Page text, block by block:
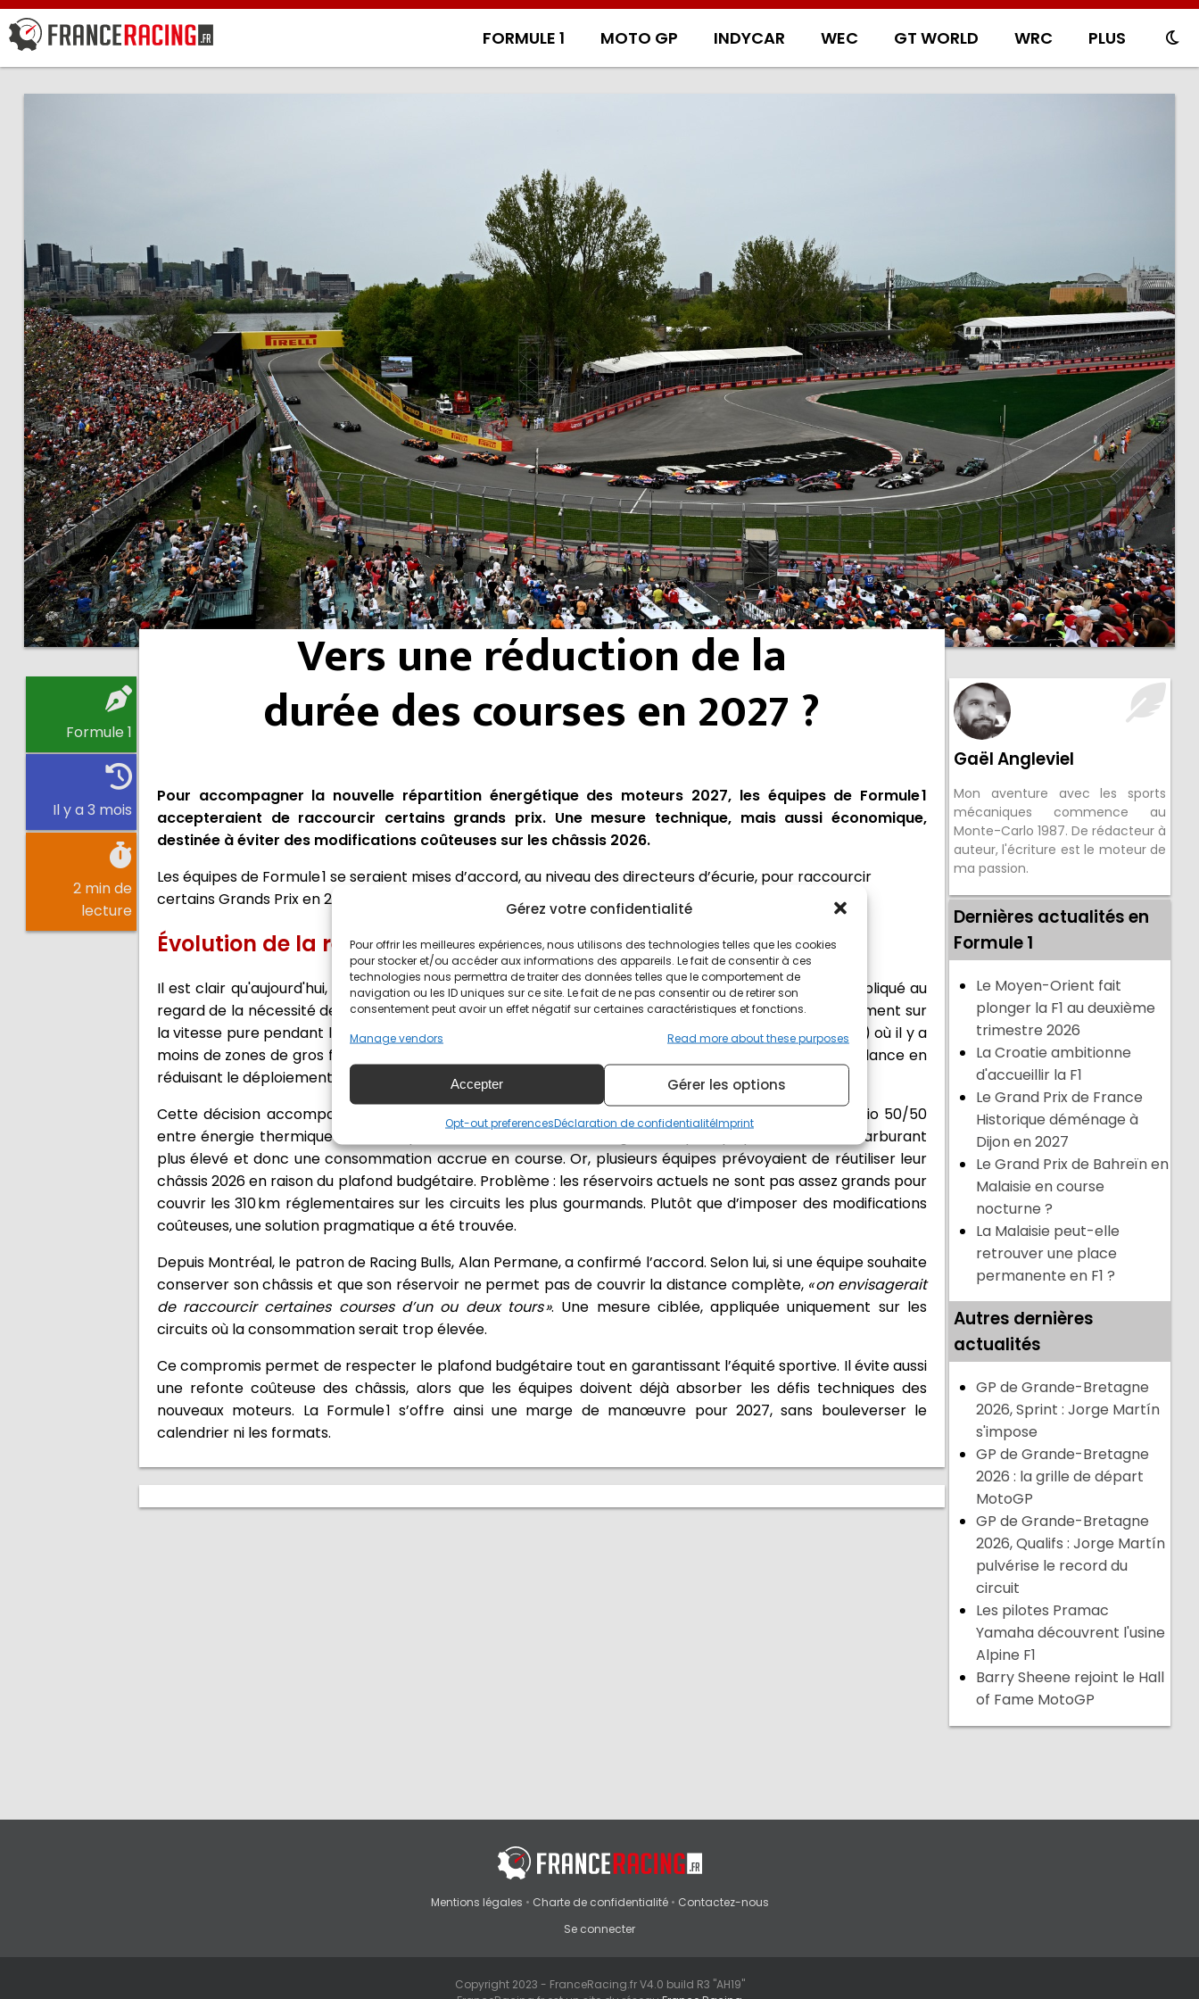
Gérez votre confidentialité
Pour offrir les meilleures expériences, nous utilisons des technologies telles que les cookies
pour stocker et/ou accéder aux informations des appareils. Le fait de consentir à ces
technologies nous permettra de traiter des données telles que le comportement de
navigation ou les ID uniques sur ce site. Le fait de ne pas consentir ou de retirer son
consentement peut avoir un effet négatif sur certaines caractéristiques et fonctions.
Manage vendors
Read more about these purposes
Accepter Gérer les options
Opt-out preferencesDéclaration de confidentialitéImprint
FORMULE 1 MOTO GP INDYCAR WEC GT WORLD WRC PLUS
Formule 1
Il y a 3 mois
2 min de
lecture
Vers une réduction de la
durée des courses en 2027 ?
Pour accompagner la nouvelle répartition énergétique des moteurs 2027, les équipes de Formule 1
accepteraient de raccourcir certains grands prix. Une mesure technique, mais aussi économique,
destinée à éviter des modifications coûteuses sur les châssis 2026.
Les équipes de Formule 1 se seraient mises d’accord, au niveau des directeurs d’écurie, pour raccourcir
certains Grands Prix en 2027.
Évolution de la règlementation technique 2026 en vue ?
Il est clair qu'aujourd'hui, une parité de la puissance à 50/50 entre thermique et électrique est compliqué au
regard de la nécessité de recharger la batterie en roulant, ce qui implique de gros sacrifices, notamment sur
la vitesse pure pendant les courses. Ainsi, la FIA a déjà ajusté sur certains circuit (comme au Canada) où il y a
moins de zones de gros freinages pour récupérer de l'énergie d'électrique, d'amoindrir cette dépendance en
réduisant le déploiement des kJ.
Cette décision accompagne la transition vers une nouvelle architecture moteur, passant d’un ratio 50/50
entre énergie thermique et électrique à un ratio 60/40. Un changement qui implique un débit de carburant
plus élevé et donc une consommation accrue en course. Or, plusieurs équipes prévoyaient de réutiliser leur
châssis 2026 en raison du plafond budgétaire. Problème : les réservoirs actuels ne sont pas assez grands pour
couvrir les 310 km réglementaires sur les circuits les plus gourmands. Plutôt que d’imposer des modifications
coûteuses, une solution pragmatique a été trouvée.
Depuis Montréal, le patron de Racing Bulls, Alan Permane, a confirmé l’accord. Selon lui, si une équipe souhaite
conserver son châssis et que son réservoir ne permet pas de couvrir la distance complète, « on envisagerait
de raccourcir certaines courses d’un ou deux tours ». Une mesure ciblée, appliquée uniquement sur les
circuits où la consommation serait trop élevée.
Ce compromis permet de respecter le plafond budgétaire tout en garantissant l’équité sportive. Il évite aussi
une refonte coûteuse des châssis, alors que les équipes doivent déjà absorber les défis techniques des
nouveaux moteurs. La Formule 1 s’offre ainsi une marge de manœuvre pour 2027, sans bouleverser le
calendrier ni les formats.
Gaël Angleviel
Mon aventure avec les sports
mécaniques commence au
Monte-Carlo 1987. De rédacteur à
auteur, l'écriture est le moteur de
ma passion.
Dernières actualités en
Formule 1
Le Moyen-Orient fait
plonger la F1 au deuxième
trimestre 2026
La Croatie ambitionne
d'accueillir la F1
Le Grand Prix de France
Historique déménage à
Dijon en 2027
Le Grand Prix de Bahreïn en
Malaisie en course
nocturne ?
La Malaisie peut-elle
retrouver une place
permanente en F1 ?
Autres dernières
actualités
GP de Grande-Bretagne
2026, Sprint : Jorge Martín
s'impose
GP de Grande-Bretagne
2026 : la grille de départ
MotoGP
GP de Grande-Bretagne
2026, Qualifs : Jorge Martín
pulvérise le record du
circuit
Les pilotes Pramac
Yamaha découvrent l'usine
Alpine F1
Barry Sheene rejoint le Hall
of Fame MotoGP
Mentions légales • Charte de confidentialité• Contactez-nous
Se connecter
Copyright 2023 - FranceRacing.fr V4.0 build R3 "AH19"